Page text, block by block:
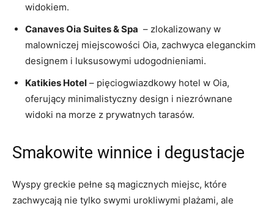
widokiem.
Canaves Oia ⁣Suites & Spa ​ – zlokalizowany w
malowniczej ⁢miejscowości Oia, zachwyca eleganckim
designem ​i‍ luksusowymi udogodnieniami.
Katikies Hotel – pięciogwiazdkowy⁣ hotel‍ w Oia,
⁤oferujący minimalistyczny design i niezrównane
widoki na morze z prywatnych tarasów.
Smakowite winnice ⁤i degustacje
Wyspy greckie pełne są magicznych ‍miejsc, które
zachwycają nie tylko swymi urokliwymi plażami, ale